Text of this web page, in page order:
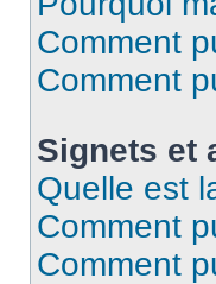
Comment
Comment
Signets et
Quelle est
Comment
Comment